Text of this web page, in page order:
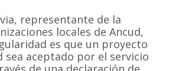
representante de la
locales de Ancud,
es que un proyecto
sea aceptado por el servicio